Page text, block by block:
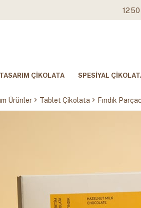
ÇİKOLATA SPESİYAL
Ürünler Tablet Çikolata Fındık